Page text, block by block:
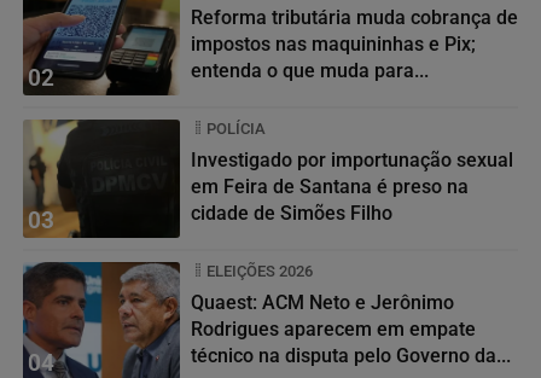
02
Reforma tributária muda cobrança de
impostos nas maquininhas e Pix;
entenda o que muda para...
03
POLÍCIA
Investigado por importunação sexual
em Feira de Santana é preso na
cidade de Simões Filho
04
ELEIÇÕES 2026
Quaest: ACM Neto e Jerônimo
Rodrigues aparecem em empate
técnico na disputa pelo Governo da...